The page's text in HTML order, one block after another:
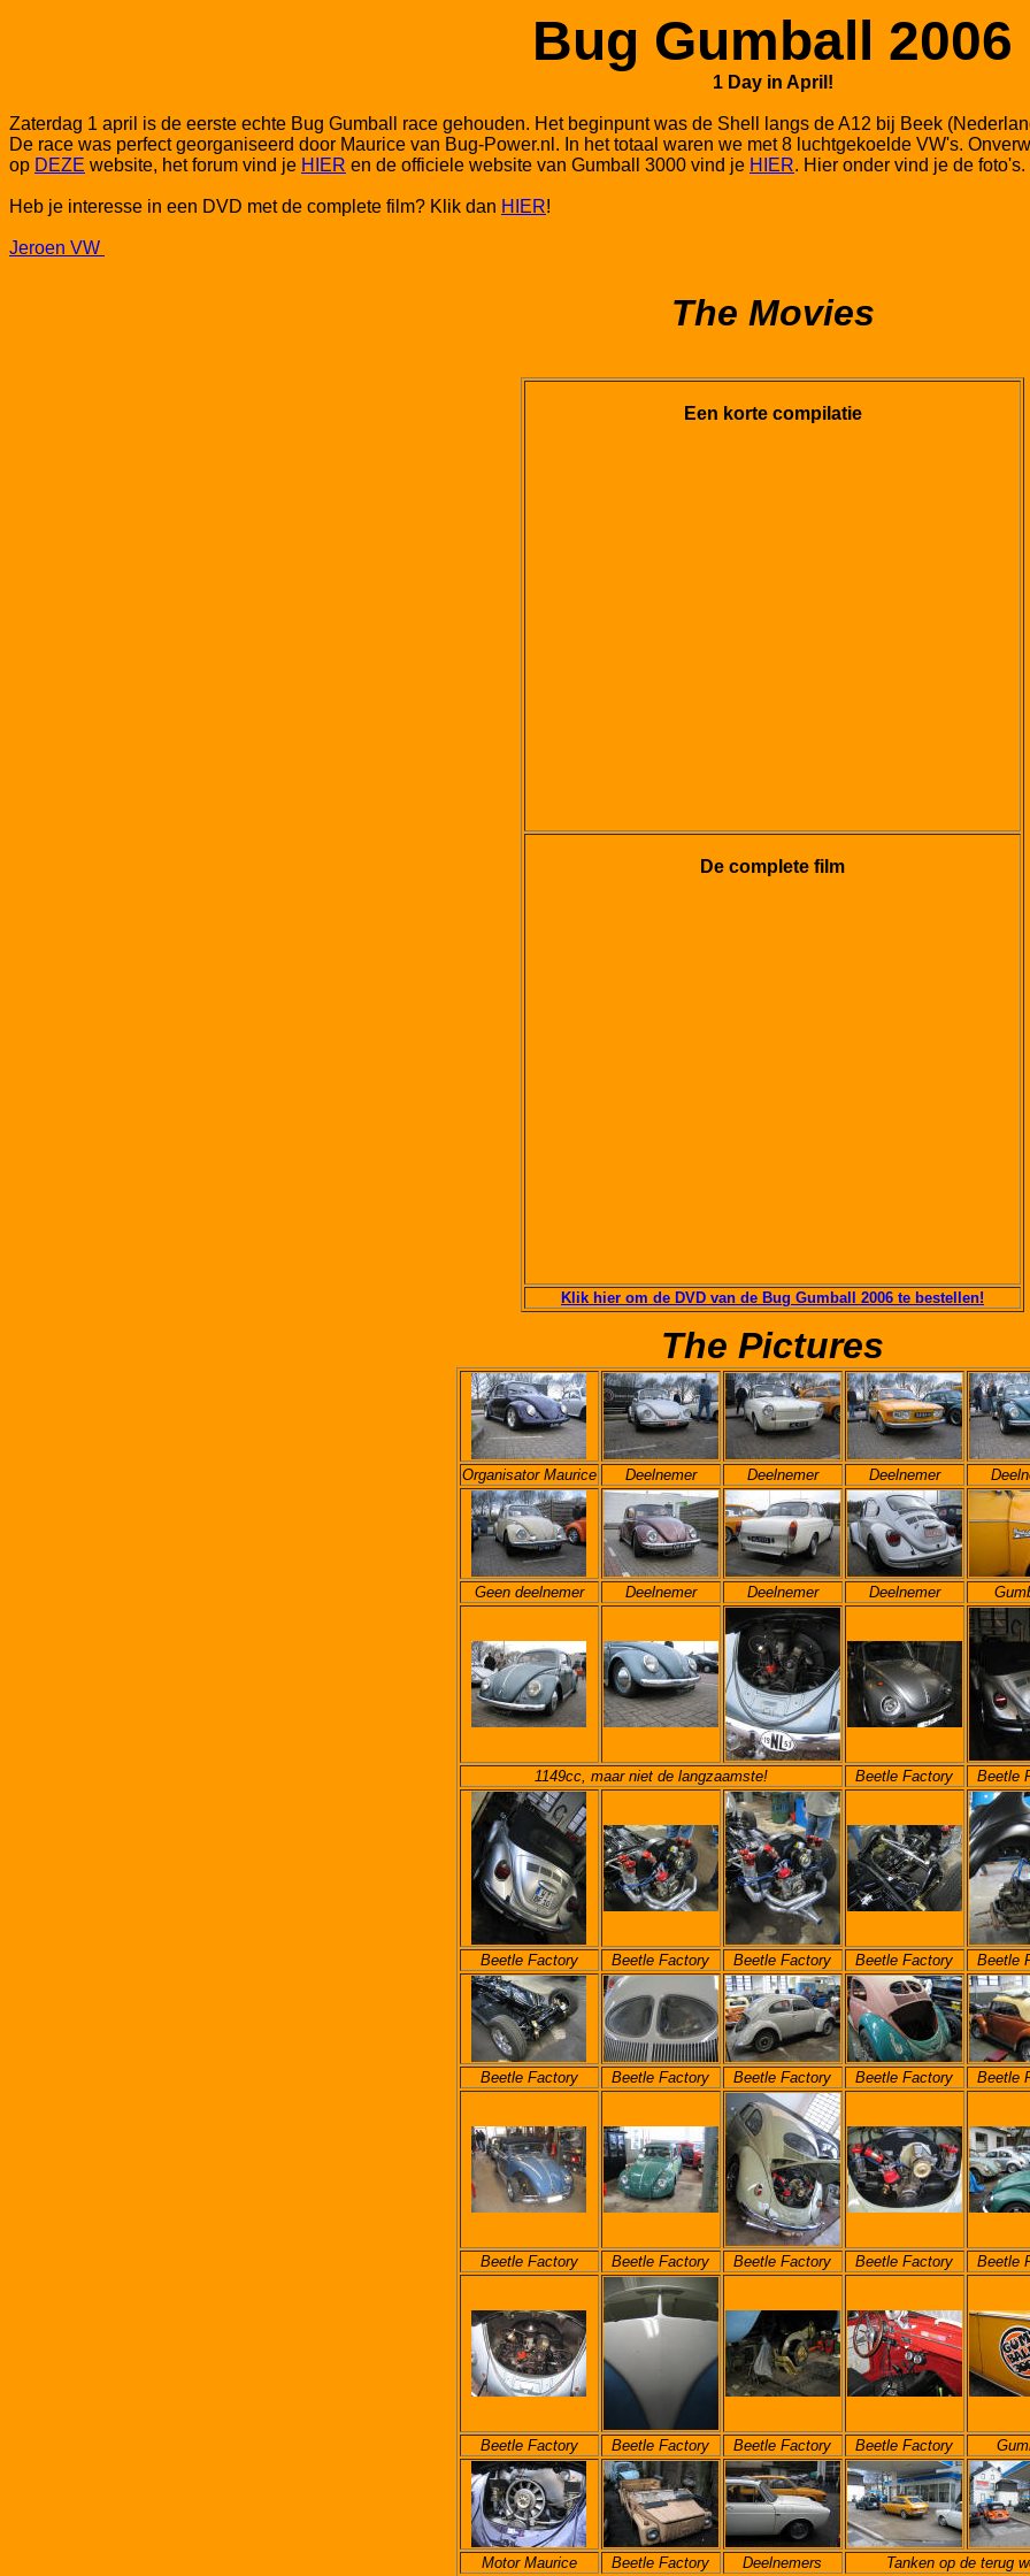
Bug Gumball 2006
1 Day in April!
Zaterdag 1 april is de eerste echte Bug Gumball race gehouden. Het beginpunt was de Shell langs de A12 bij Beek
De race was perfect georganiseerd door Maurice van Bug-Power.nl. In het totaal waren we met 8 luchtgekoelde VW's.
op DEZE website, het forum vind je HIER en de officiele website van Gumball 3000 vind je HIER. Hier onder vind je de foto's.
Heb je interesse in een DVD met de complete film? Klik dan HIER!
Jeroen VW
The Movies
Een korte compilatie
De complete film
Klik hier om de DVD van de Bug Gumball 2006 te bestellen!
The Pictures
Organisator Maurice Deelnemer Deelnemer Deelnemer
Geen deelnemer Deelnemer Deelnemer Deelnemer
1149cc, maar niet de langzaamste! Beetle Factory Beetle
Beetle Factory Beetle Factory Beetle Factory Beetle Factory Beetle
Beetle Factory Beetle Factory Beetle Factory Beetle Factory Beetle
Beetle Factory Beetle Factory Beetle Factory Beetle Factory Beetle
Beetle Factory Beetle Factory Beetle Factory Beetle Factory
Motor Maurice Beetle Factory Deelnemers Tanken op de terug